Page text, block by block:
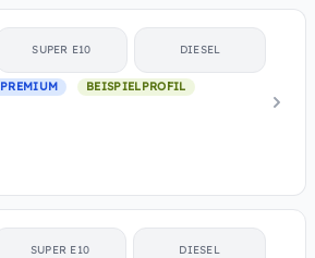
SUPER E10 DIESEL
PREMIUM BEISPIELPROFIL
SUPER E10 DIESEL